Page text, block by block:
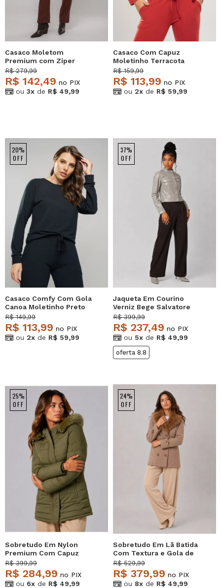
Casaco Moletom
Premium com Zíper
Marrom Salvatore
R$ 279,99
R$ 142,49 no PIX
ou 3x de R$ 49,99
Casaco Com Capuz
Moletinho Terracota
Salvatore
R$ 159,99
R$ 113,99 no PIX
ou 2x de R$ 59,99
20%
OFF
Casaco Comfy Com Gola
Canoa Moletinho Preto
Salvatore
R$ 149,99
R$ 113,99 no PIX
ou 2x de R$ 59,99
37%
OFF
Jaqueta Em Courino
Verniz Bege Salvatore
R$ 399,99
R$ 237,49 no PIX
ou 5x de R$ 49,99
oferta 8.8
25%
OFF
Sobretudo Em Nylon
Premium Com Capuz
Removível Verde
Salvatore
R$ 399,99
R$ 284,99 no PIX
ou 6x de R$ 49,99
24%
OFF
Sobretudo Em Lã Batida
Com Textura e Gola de
Pelo Removível Bege
Salvatore
R$ 529,99
R$ 379,99 no PIX
ou 8x de R$ 49,99